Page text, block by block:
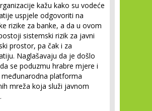
kažu kako su vodeće
uspjele odgovoriti na
rizike za banke, a da u ovom
sistemski rizik za javni
prostor, pa čak i za
Naglašavaju da je došlo
se poduzmu hrabre mjere i
platforma
mreža koja služi javnom